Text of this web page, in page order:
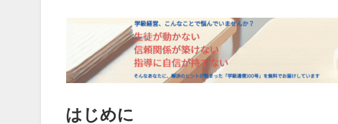
はじめに